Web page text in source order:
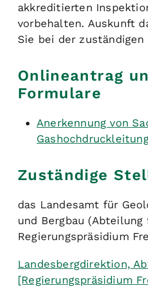
akkreditierten
vorbehalten. Auskunft
Sie bei der
Onlineantrag
Formulare
Anerkennung von
Zuständige
das Landesamt für
und Bergbau (Abteilung
Regierungspräsidium
Landesbergdirektion,
[Regierungspräsidium